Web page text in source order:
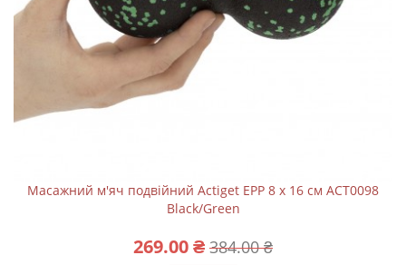
Масажний м'яч подвійний Actiget EPP 8 x 16 см ACT0098
Black/Green
269.00 ₴ 384.00 ₴